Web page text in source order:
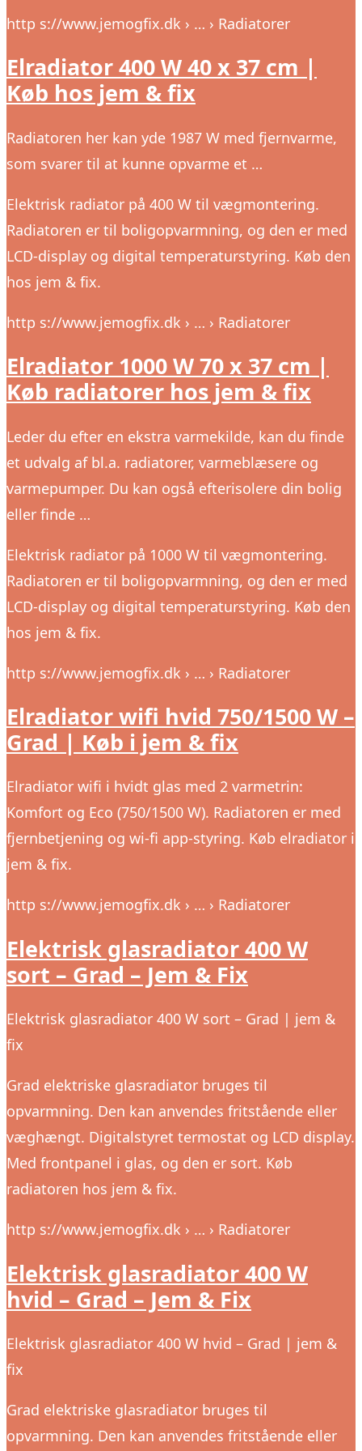
http s://www.jemogfix.dk › … › Radiatorer
Elradiator 400 W 40 x 37 cm |
Køb hos jem & fix
Radiatoren her kan yde 1987 W med fjernvarme,
som svarer til at kunne opvarme et …
Elektrisk radiator på 400 W til vægmontering.
Radiatoren er til boligopvarmning, og den er med
LCD-display og digital temperaturstyring. Køb den
hos jem & fix.
http s://www.jemogfix.dk › … › Radiatorer
Elradiator 1000 W 70 x 37 cm |
Køb radiatorer hos jem & fix
Leder du efter en ekstra varmekilde, kan du finde
et udvalg af bl.a. radiatorer, varmeblæsere og
varmepumper. Du kan også efterisolere din bolig
eller finde …
Elektrisk radiator på 1000 W til vægmontering.
Radiatoren er til boligopvarmning, og den er med
LCD-display og digital temperaturstyring. Køb den
hos jem & fix.
http s://www.jemogfix.dk › … › Radiatorer
Elradiator wifi hvid 750/1500 W –
Grad | Køb i jem & fix
Elradiator wifi i hvidt glas med 2 varmetrin:
Komfort og Eco (750/1500 W). Radiatoren er med
fjernbetjening og wi-fi app-styring. Køb elradiator i
jem & fix.
http s://www.jemogfix.dk › … › Radiatorer
Elektrisk glasradiator 400 W
sort – Grad – Jem & Fix
Elektrisk glasradiator 400 W sort – Grad | jem &
fix
Grad elektriske glasradiator bruges til
opvarmning. Den kan anvendes fritstående eller
væghængt. Digitalstyret termostat og LCD display.
Med frontpanel i glas, og den er sort. Køb
radiatoren hos jem & fix.
http s://www.jemogfix.dk › … › Radiatorer
Elektrisk glasradiator 400 W
hvid – Grad – Jem & Fix
Elektrisk glasradiator 400 W hvid – Grad | jem &
fix
Grad elektriske glasradiator bruges til
opvarmning. Den kan anvendes fritstående eller